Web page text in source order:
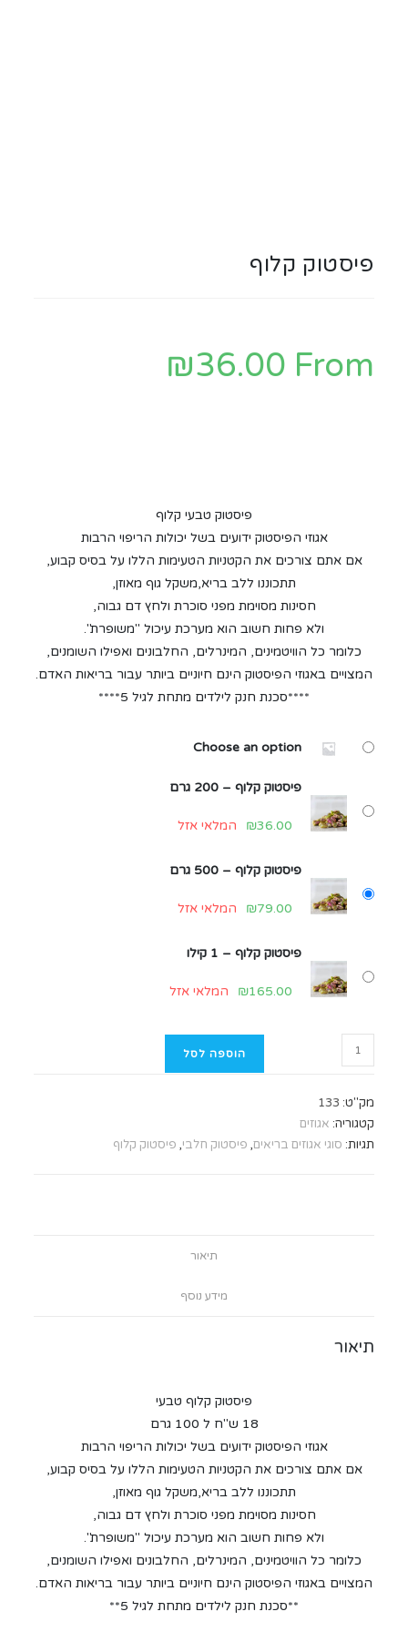
פיסטוק קלוף
From
₪36.00
פיסטוק טבעי קלוף
אגוזי הפיסטוק ידועים בשל יכולות הריפוי הרבות
אם אתם צורכים את הקטניות הטעימות הללו על בסיס קבוע,
תתכוננו ללב בריא,משקל גוף מאוזן,
חסינות מסוימת מפני סוכרת ולחץ דם גבוה,
ולא פחות חשוב הוא מערכת עיכול "משופרת".
כלומר כל הוויטמינים, המינרלים, החלבונים ואפילו השומנים,
המצויים באגוזי הפיסטוק הינם חיוניים ביותר עבור בריאות האדם.
****סכנת חנק לילדים מתחת לגיל 5****
Choose an option
פיסטוק קלוף – 200 גרם
₪36.00 המלאי אזל
פיסטוק קלוף – 500 גרם
₪79.00 המלאי אזל
פיסטוק קלוף – 1 קילו
₪165.00 המלאי אזל
הוספה לסל
מק"ט: 133
קטגוריה: אגוזים
תגיות: סוגי אגוזים בריאים, פיסטוק חלבי, פיסטוק קלוף
תיאור
מידע נוסף
תיאור
פיסטוק קלוף טבעי
18 ש"ח ל 100 גרם
אגוזי הפיסטוק ידועים בשל יכולות הריפוי הרבות
אם אתם צורכים את הקטניות הטעימות הללו על בסיס קבוע,
תתכוננו ללב בריא,משקל גוף מאוזן,
חסינות מסוימת מפני סוכרת ולחץ דם גבוה,
ולא פחות חשוב הוא מערכת עיכול "משופרת".
כלומר כל הוויטמינים, המינרלים, החלבונים ואפילו השומנים,
המצויים באגוזי הפיסטוק הינם חיוניים ביותר עבור בריאות האדם.
**סכנת חנק לילדים מתחת לגיל 5**